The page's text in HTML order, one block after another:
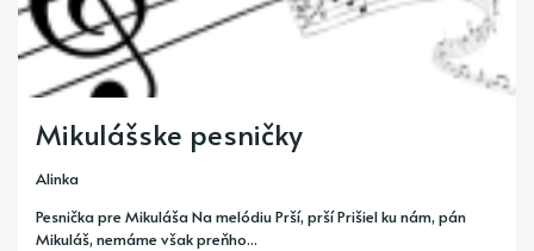
Mikulášske pesničky
Alinka
Pesnička pre Mikuláša Na melódiu Prší, prší Prišiel ku nám, pán
Mikuláš, nemáme však preňho...